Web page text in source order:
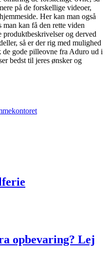
på de forskellige videoer,
Her kan man også
kan få den rette viden
og derved
så er der rig med mulighed
gode pilleovne fra Aduro ud i
bedst til jeres ønsker og
opbevaring? Lej